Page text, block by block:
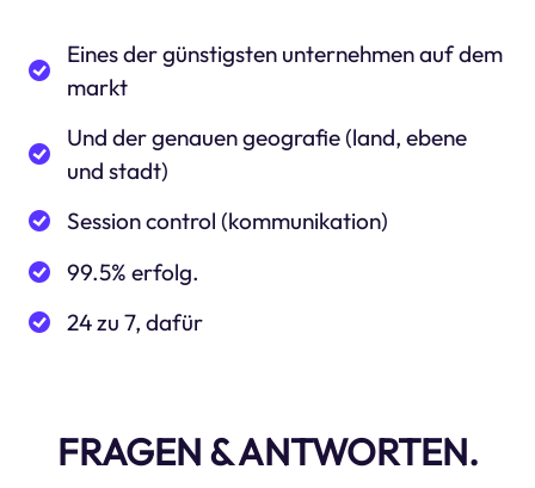
Eines der günstigsten unternehmen auf dem
markt
Und der genauen geografie (land, ebene
und stadt)
Session control (kommunikation)
99.5% erfolg.
24 zu 7, dafür
FRAGEN & ANTWORTEN.